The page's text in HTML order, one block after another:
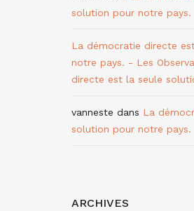
solution pour notre pays.
La démocratie directe
notre pays. - Les
directe est la seule
vanneste dans La
solution pour notre pays.
ARCHIVES